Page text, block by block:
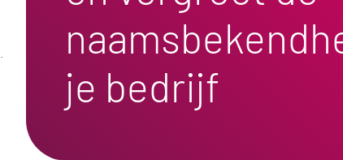
je bedrijf